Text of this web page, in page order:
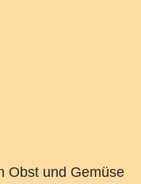
Obst und Gemüse